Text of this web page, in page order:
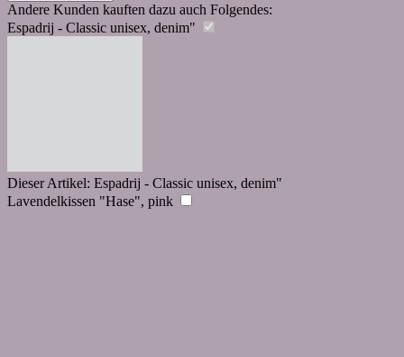
Andere Kunden kauften dazu auch Folgendes:
Espadrij - Classic unisex, denim"
Dieser Artikel: Espadrij - Classic unisex, denim"
Lavendelkissen "Hase", pink